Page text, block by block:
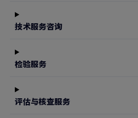
技术服务咨询
检验服务
评估与核查服务